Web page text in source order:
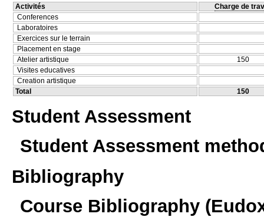
Activités
Charge de
Conferences
Laboratoires
Exercices sur le terrain
Placement en stage
Atelier artistique
150
Visites educatives
Creation artistique
Total
150
Student Assessment
Student Assessment
Bibliography
Course Bibliography